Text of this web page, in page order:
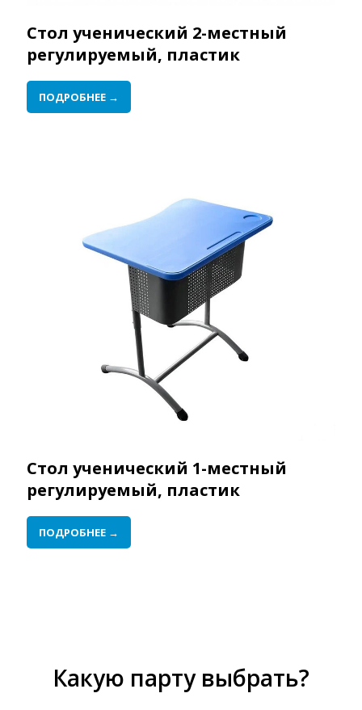
Стол ученический 2-местный
регулируемый, пластик
ПОДРОБНЕЕ →
Стол ученический 1-местный
регулируемый, пластик
ПОДРОБНЕЕ →
Какую парту выбрать?